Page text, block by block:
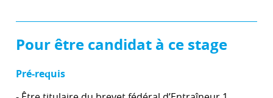
Pour être candidat à ce stage
Pré-requis